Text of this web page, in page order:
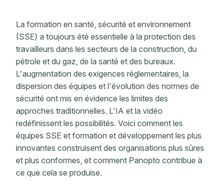
La formation en santé, sécurité et environnement
(SSE) a toujours été essentielle à la protection des
travailleurs dans les secteurs de la construction, du
pétrole et du gaz, de la santé et des bureaux.
L'augmentation des exigences réglementaires, la
dispersion des équipes et l'évolution des normes de
sécurité ont mis en évidence les limites des
approches traditionnelles. L'IA et la vidéo
redéfinissent les possibilités. Voici comment les
équipes SSE et formation et développement les plus
innovantes construisent des organisations plus sûres
et plus conformes, et comment Panopto contribue à
ce que cela se produise.